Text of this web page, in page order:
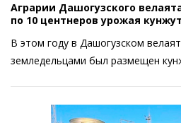
Аграрии Дашогузского
по 10 центнеров урожая
В этом году в Дашогузском
земледельцами был размещен